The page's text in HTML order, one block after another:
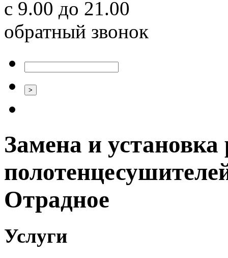
с 9.00 до 21.00
обратный звонок
Замена и установка
Отрадное
Услуги